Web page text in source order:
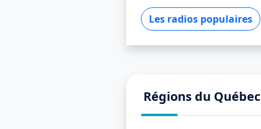
Les radios populaires
Régions du Québec